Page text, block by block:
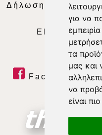
για να
τα
μας και
να
είναι
Δήλωση
2018/
ΕΝΗΜΕΡΩΣΗ
Facebook|